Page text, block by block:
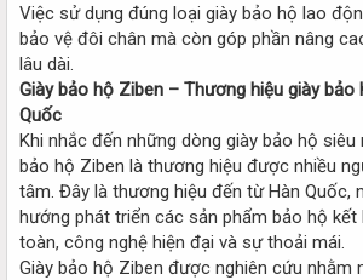
Việc sử dụng đúng loại giày bảo hộ lao
bảo vệ đôi chân mà còn góp phần nâng
lâu dài.
Giày bảo hộ Ziben – Thương hiệu giày bảo
Quốc
Khi nhắc đến những dòng giày bảo hộ siêu
bảo hộ Ziben là thương hiệu được nhiều
tâm. Đây là thương hiệu đến từ Hàn Quốc,
hướng phát triển các sản phẩm bảo hộ kết
toàn, công nghệ hiện đại và sự thoải mái.
Giày bảo hộ Ziben được nghiên cứu nhằm